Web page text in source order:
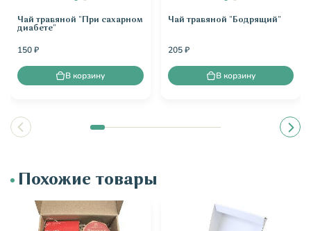
Чай травяной "При сахарном
диабете"
150 ₽
В корзину
Чай травяной "Бодрящий"
205 ₽
В корзину
Похожие товары